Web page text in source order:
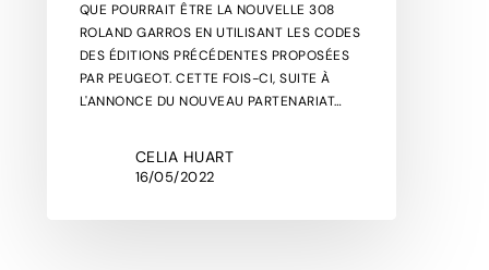
QUE POURRAIT ÊTRE LA NOUVELLE 308
ROLAND GARROS EN UTILISANT LES CODES
DES ÉDITIONS PRÉCÉDENTES PROPOSÉES
PAR PEUGEOT. CETTE FOIS-CI, SUITE À
L'ANNONCE DU NOUVEAU PARTENARIAT…
CELIA HUART
16/05/2022